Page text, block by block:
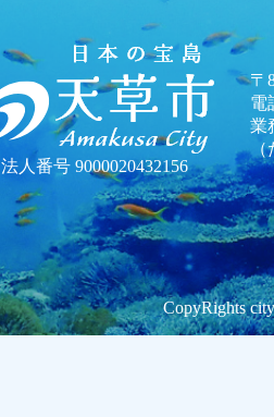
法人番号 9000020432156
〒
電
業
CopyRights